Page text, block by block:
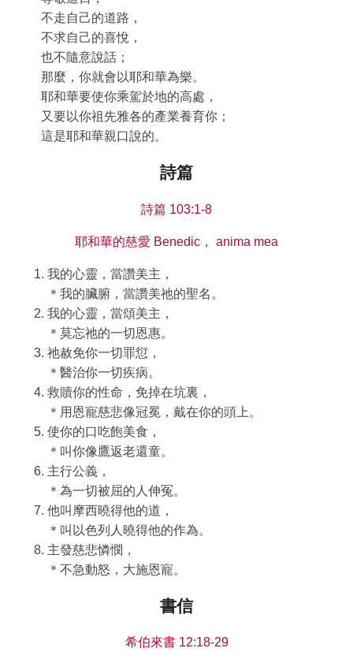
不走自己的道路，
不求自己的喜悅，
也不隨意說話；
那麼，你就會以耶和華為樂。
耶和華要使你乘駕於地的高處，
又要以你祖先雅各的產業養育你；
這是耶和華親口說的。
詩篇
詩篇 103:1-8
耶和華的慈愛 Benedic， anima mea
我的心靈，當讚美主，
＊我的臟腑，當讚美祂的聖名。
我的心靈，當頌美主，
＊莫忘祂的一切恩惠。
祂赦免你一切罪愆，
＊醫治你一切疾病。
救贖你的性命，免掉在坑裏，
＊用恩寵慈悲像冠冕，戴在你的頭上。
使你的口吃飽美食，
＊叫你像鷹返老還童。
主行公義，
＊為一切被屈的人伸冤。
他叫摩西曉得他的道，
＊叫以色列人曉得他的作為。
主發慈悲憐憫，
＊不急動怒，大施恩寵。
書信
希伯來書 12:18-29